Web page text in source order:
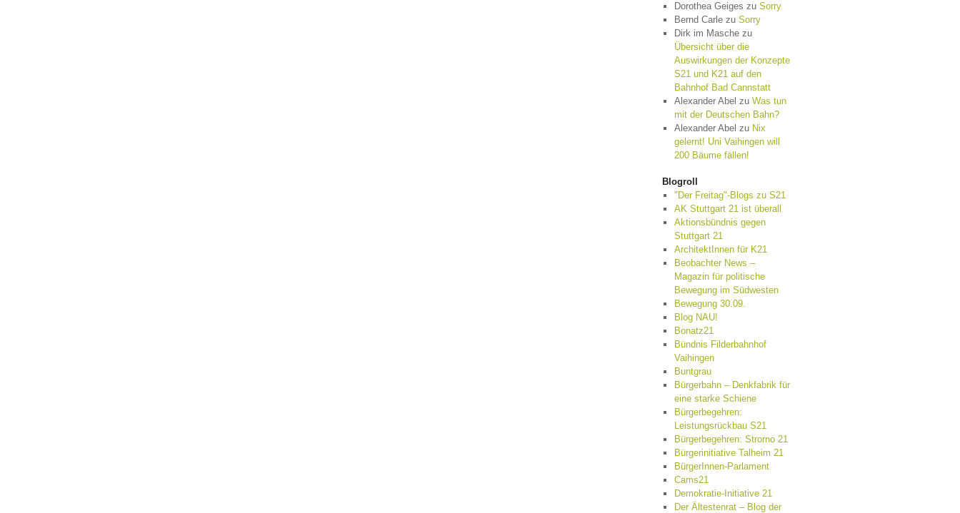
Dorothea Geiges zu Sorry
Bernd Carlezu Sorry
Dirk im Maschezu
Übersicht über die
Auswirkungen der Konzepte
S21 und K21 auf den
Bahnhof Bad Cannstatt
Alexander Abel zu Was tun
mit der Deutschen Bahn?
Alexander Abel zu Nix
gelernt! Uni Vaihingen will
200 Bäume fällen!
Blogroll
"Der Freitag"-Blogs zu S21
AK Stuttgart 21 ist überall
Aktionsbündnis gegen
Stuttgart 21
ArchitektInnen für K21
Beobachter News –
Magazin für politische
Bewegung im Südwesten
Bewegung 30.09.
Blog NAU!
Bonatz21
Bündnis Filderbahnhof
Vaihingen
Buntgrau
Bürgerbahn – Denkfabrik für
eine starke Schiene
Bürgerbegehren:
Leistungsrückbau S21
Bürgerbegehren: Strorno 21
Bürgerinitiative Talheim 21
BürgerInnen-Parlament
Cams21
Demokratie-Initiative 21
Der Ältestenrat – Blog der